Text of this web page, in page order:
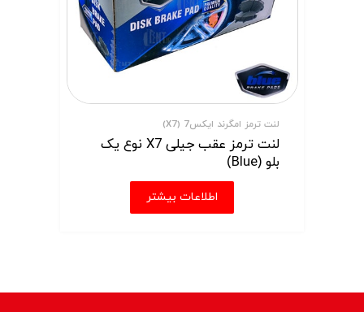
لنت ترمز امگرند ایکس7 (X7)
لنت ترمز عقب جیلی X7 نوع یک
بلو (Blue)
اطلاعات بیشتر